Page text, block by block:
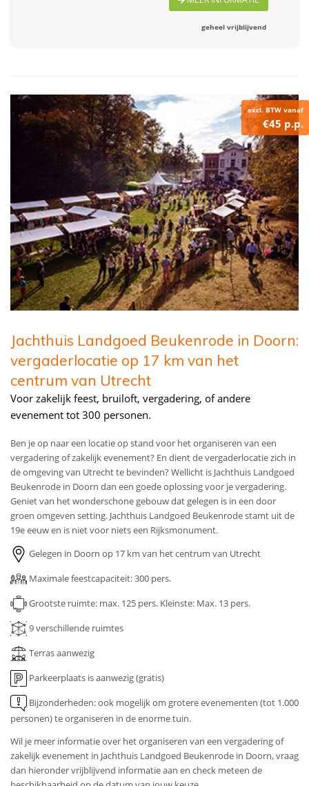
geheel vrijblijvend
excl. BTW vanaf
€45 p.p.
Jachthuis Landgoed Beukenrode in Doorn:
vergaderlocatie op 17 km van het
centrum van Utrecht
Voor zakelijk feest, bruiloft, vergadering, of andere
evenement tot 300 personen.
Ben je op naar een locatie op stand voor het organiseren van een
vergadering of zakelijk evenement? En dient de vergaderlocatie zich in
de omgeving van Utrecht te bevinden? Wellicht is Jachthuis Landgoed
Beukenrode in Doorn dan een goede oplossing voor je vergadering.
Geniet van het wonderschone gebouw dat gelegen is in een door
groen omgeven setting. Jachthuis Landgoed Beukenrode stamt uit de
19e eeuw en is niet voor niets een Rijksmonument.
Gelegen in Doorn op 17 km van het centrum van Utrecht
Maximale feestcapaciteit: 300 pers.
Grootste ruimte: max. 125 pers. Kleinste: Max. 13 pers.
9verschillende ruimtes
Terras aanwezig
Parkeerplaats is aanwezig (gratis)
Bijzonderheden: ook mogelijk om grotere evenementen (tot 1.000
personen) te organiseren in de enorme tuin.
Wil je meer informatie over het organiseren van een vergadering of
zakelijk evenement in Jachthuis Landgoed Beukenrode in Doorn, vraag
dan hieronder vrijblijvend informatie aan en check meteen de